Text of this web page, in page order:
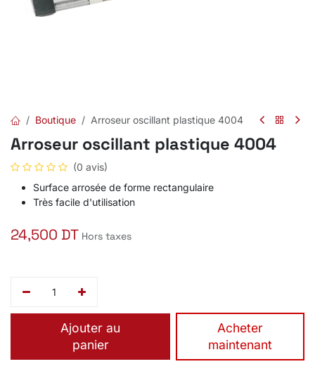
Boutique Arroseur oscillant plastique 4004
Arroseur oscillant plastique 4004
(0 avis)
Surface arrosée de forme rectangulaire
Très facile d'utilisation
24,500 DT Hors taxes
Ajouter au
panier
​Acheter
maintenant